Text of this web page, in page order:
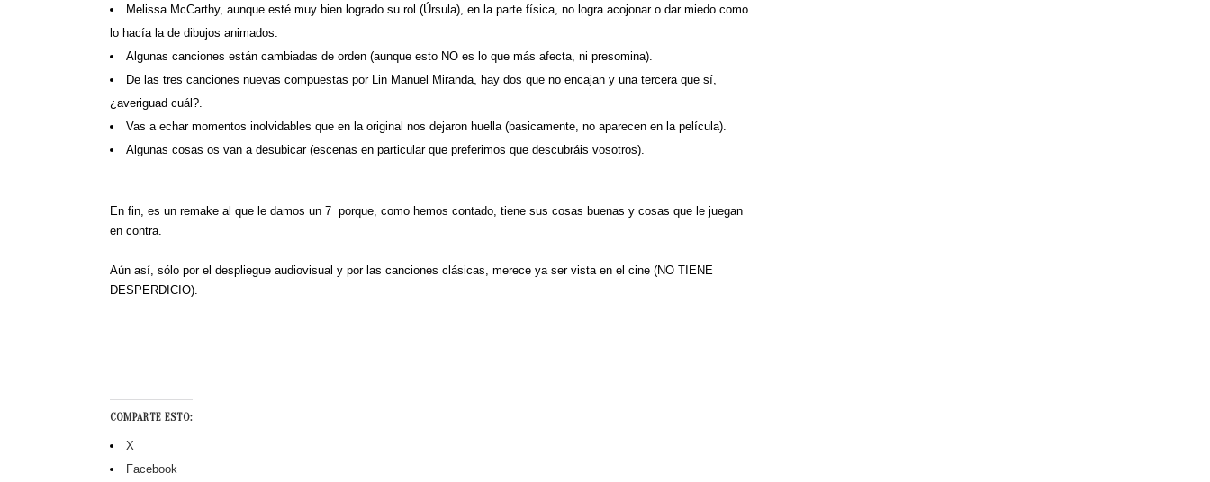
Melissa McCarthy, aunque esté muy bien logrado su rol (Úrsula), en la parte física, no logra acojonar o dar miedo como
lo hacía la de dibujos animados.
Algunas canciones están cambiadas de orden (aunque esto NO es lo que más afecta, ni presomina).
De las tres canciones nuevas compuestas por Lin Manuel Miranda, hay dos que no encajan y una tercera que sí,
¿averiguad cuál?.
Vas a echar momentos inolvidables que en la original nos dejaron huella (basicamente, no aparecen en la película).
Algunas cosas os van a desubicar (escenas en particular que preferimos que descubráis vosotros).
En fin, es un remake al que le damos un 7 porque, como hemos contado, tiene sus cosas buenas y cosas que le juegan
en contra.
Aún así, sólo por el despliegue audiovisual y por las canciones clásicas, merece ya ser vista en el cine (NO TIENE
DESPERDICIO).
COMPARTE ESTO:
X
Facebook